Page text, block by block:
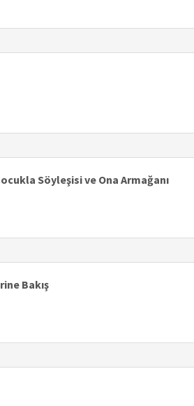
Söyleşisi ve Ona Armağanı
Bakış